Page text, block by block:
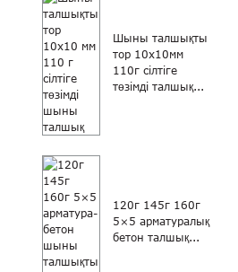
Шыны талшықты
тор 10x10мм
110г сілтіге
төзімді талшық...
120г 145г 160г
5×5 арматуралық
бетон талшық...